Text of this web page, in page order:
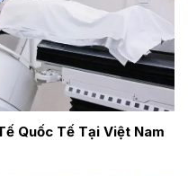
Quốc Tế Tại Việt Nam